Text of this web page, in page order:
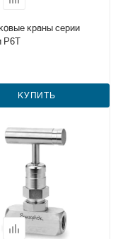
краны серии
Р6Т
КУПИТЬ